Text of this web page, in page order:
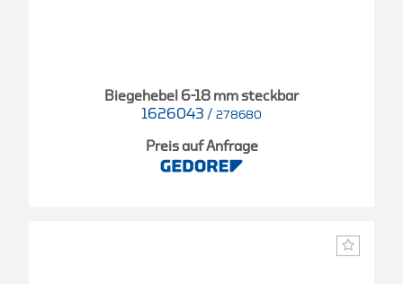
Biegehebel 6-18 mm steckbar
1626043 / 278680
Preis auf Anfrage